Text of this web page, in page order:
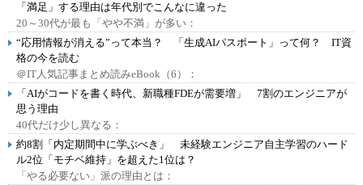
「満足」する理由は年代別でこんなに違った
20～30代が最も「やや不満」が多い：
“応用情報が消える”って本当？ 「生成AIパスポート」って何？ IT資
格の今を読む
＠IT人気記事まとめ読みeBook（6）：
「AIがコードを書く時代、新職種FDEが需要増」 7割のエンジニアが
思う理由
40代だけ少し異なる：
約8割「内定期間中に学ぶべき」 未経験エンジニア自主学習のハード
ル2位「モチベ維持」を超えた1位は？
「やる必要ない」派の理由とは：